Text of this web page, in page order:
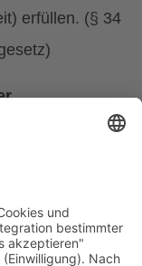
erfüllen. (§ 34